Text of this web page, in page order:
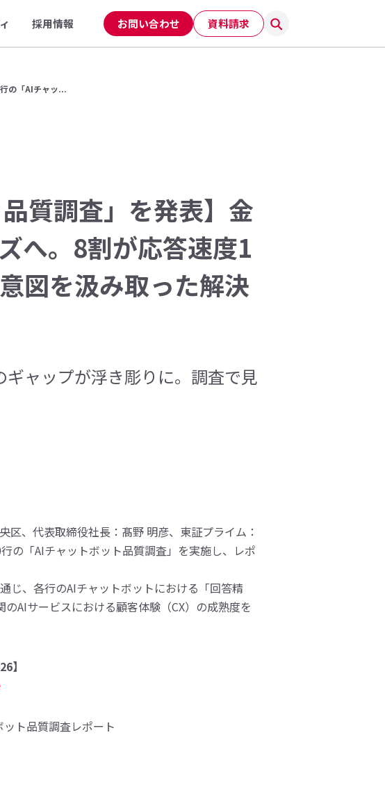
採用情報 お問い合わせ 資料請求
行の「AIチャッ...
質調査」を発表】金
へ。8割が応答速度1
図を汲み取った解決
ャップが浮き彫りに。調査で見
、代表取締役社長：髙野 明彦、東証プライム：
の「AIチャットボット品質調査」を実施し、レポ
じ、各行のAIチャットボットにおける「回答精
AIサービスにおける顧客体験（CX）の成熟度を
】